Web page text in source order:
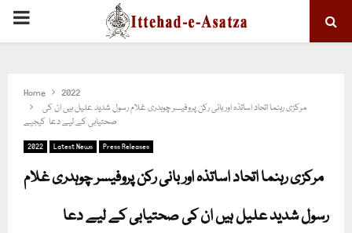
PRIMARY
Home
2022
2022 Latest News Press Releases
مرکزی رہنما اتحاد اساتذہ اور بانی رکن پروفیسر چوہدری غلام
رسول شدید علیل ہیں ان کی صحتیابی کے لیے دعا